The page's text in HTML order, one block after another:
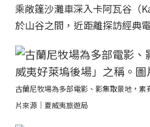
乘敞篷沙灘車深入卡阿瓦谷（
於山谷之間，近距離探訪經典
古蘭尼牧場為多部電影、影集取景地，
片來源｜夏威夷旅遊局